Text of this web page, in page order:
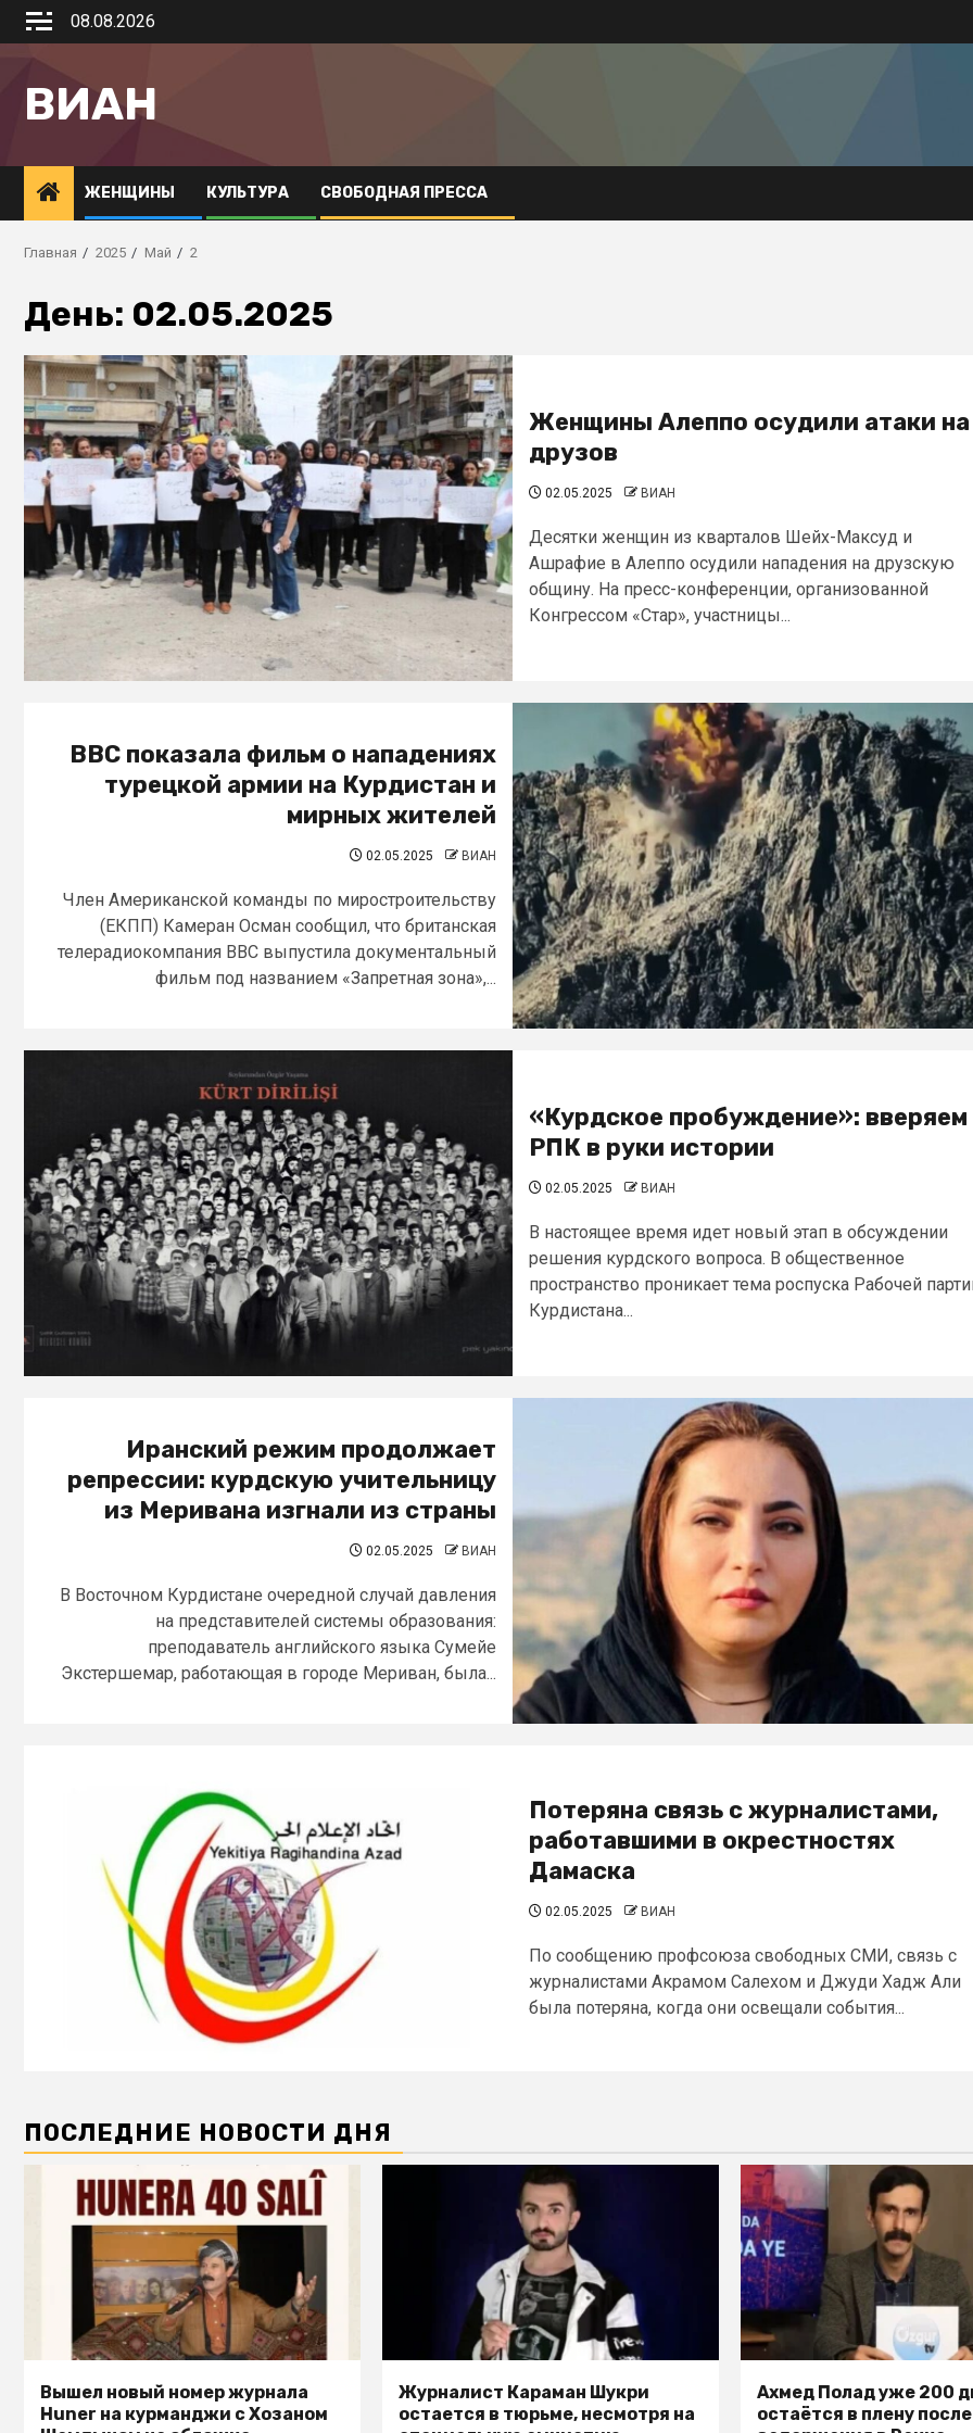
08.08.2026
ВИАН
ЖЕНЩИНЫ КУЛЬТУРА СВОБОДНАЯ ПРЕССА
Главная 2025 Май 2
День: 02.05.2025
Женщины Алеппо осудили атаки на
друзов
02.05.2025 ВИАН
Десятки женщин из кварталов Шейх-Максуд и
Ашрафие в Алеппо осудили нападения на друзскую
общину. На пресс-конференции, организованной
Конгрессом «Стар», участницы...
BBC показала фильм о нападениях
турецкой армии на Курдистан и
мирных жителей
02.05.2025 ВИАН
Член Американской команды по миростроительству
(ЕКПП) Камеран Осман сообщил, что британская
телерадиокомпания BBC выпустила документальный
фильм под названием «Запретная зона»,...
«Курдское пробуждение»: вверяем
РПК в руки истории
02.05.2025 ВИАН
В настоящее время идет новый этап в обсуждении
решения курдского вопроса. В общественное
пространство проникает тема роспуска Рабочей
Курдистана...
Иранский режим продолжает
репрессии: курдскую учительницу
из Меривана изгнали из страны
02.05.2025 ВИАН
В Восточном Курдистане очередной случай давления
на представителей системы образования:
преподаватель английского языка Сумейе
Экстершемар, работающая в городе Мериван, была...
Потеряна связь с журналистами,
работавшими в окрестностях
Дамаска
02.05.2025 ВИАН
По сообщению профсоюза свободных СМИ, связь с
журналистами Акрамом Салехом и Джуди Хадж Али
была потеряна, когда они освещали события...
ПОСЛЕДНИЕ НОВОСТИ ДНЯ
Вышел новый номер журнала
Huner на курманджи с Хозаном
Журналист Караман Шукри
остается в тюрьме, несмотря на
Ахмед Полад уже 200
остаётся в плену после